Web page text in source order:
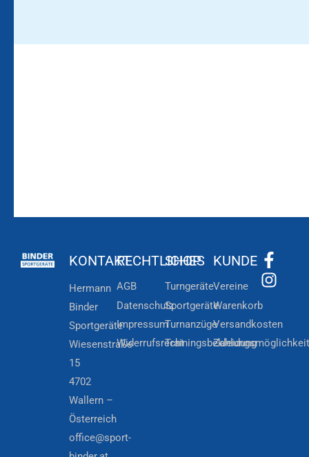
KONTAKT
Hermann
Binder
Sportgeräte
Wiesenstraße
15
4702
Wallern –
Österreich
office@sport-
RECHTLICHES
AGB
Datenschutz
Impressum
Widerrufsrecht
SHOP
Turngeräte
Sportgeräte
Turnanzüge
Trainingsbekleidung
KUNDE
Vereine
Warenkorb
Versandkosten